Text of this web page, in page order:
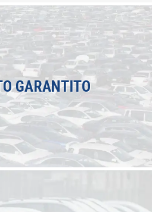
GARANTITO
auto usato viene garantito
12 mesi.